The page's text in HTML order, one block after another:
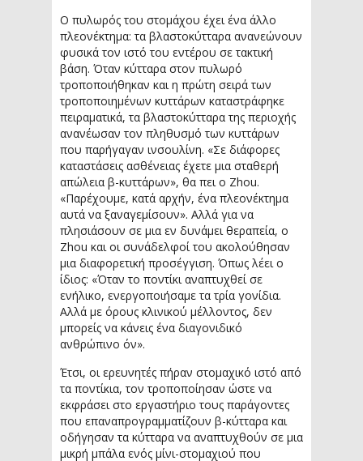
Ο πυλωρός του στομάχου έχει ένα άλλο
πλεονέκτημα: τα βλαστοκύτταρα ανανεώνουν
φυσικά τον ιστό του εντέρου σε τακτική
βάση. Όταν κύτταρα στον πυλωρό
τροποποιήθηκαν και η πρώτη σειρά των
τροποποιημένων κυττάρων καταστράφηκε
πειραματικά, τα βλαστοκύτταρα της περιοχής
ανανέωσαν τον πληθυσμό των κυττάρων
που παρήγαγαν ινσουλίνη. «Σε διάφορες
καταστάσεις ασθένειας έχετε μια σταθερή
απώλεια β-κυττάρων», θα πει ο Zhou.
«Παρέχουμε, κατά αρχήν, ένα πλεονέκτημα
αυτά να ξαναγεμίσουν». Αλλά για να
πλησιάσουν σε μια εν δυνάμει θεραπεία, ο
Zhou και οι συνάδελφοί του ακολούθησαν
μια διαφορετική προσέγγιση. Όπως λέει ο
ίδιος: «Όταν το ποντίκι αναπτυχθεί σε
ενήλικο, ενεργοποιήσαμε τα τρία γονίδια.
Αλλά με όρους κλινικού μέλλοντος, δεν
μπορείς να κάνεις ένα διαγονιδικό
ανθρώπινο όν».
Έτσι, οι ερευνητές πήραν στομαχικό ιστό από
τα ποντίκια, τον τροποποίησαν ώστε να
εκφράσει στο εργαστήριο τους παράγοντες
που επαναπρογραμματίζουν β-κύτταρα και
οδήγησαν τα κύτταρα να αναπτυχθούν σε μια
μικρή μπάλα ενός μίνι-στομαχιού που